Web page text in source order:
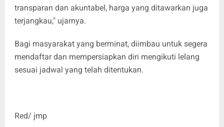
transparan dan akuntabel, harga yang ditawarkan juga
terjangkau," ujarnya.
Bagi masyarakat yang berminat, diimbau untuk segera
mendaftar dan mempersiapkan diri mengikuti lelang
sesuai jadwal yang telah ditentukan.
Red/ jmp